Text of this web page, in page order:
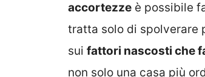
accortezze è possibile
tratta solo di spolverare
sui fattori nascosti che
non solo una casa più